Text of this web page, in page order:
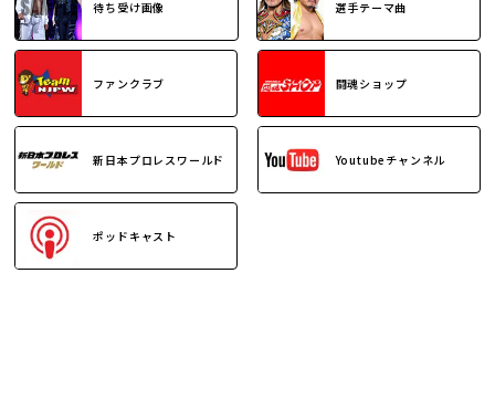
待ち受け画像 選手テーマ曲
ファンクラブ 闘魂ショップ
新日本プロレスワールド Youtubeチャンネル
ポッドキャスト